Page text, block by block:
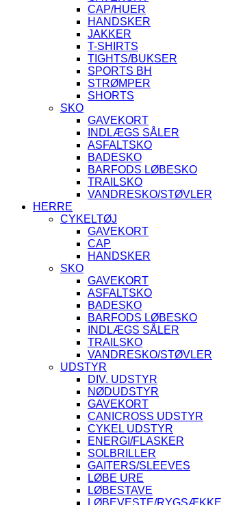
CAP/HUER
HANDSKER
JAKKER
T-SHIRTS
TIGHTS/BUKSER
SPORTS BH
STRØMPER
SHORTS
SKO
GAVEKORT
INDLÆGS SÅLER
ASFALTSKO
BADESKO
BARFODS LØBESKO
TRAILSKO
VANDRESKO/STØVLER
HERRE
CYKELTØJ
GAVEKORT
CAP
HANDSKER
SKO
GAVEKORT
ASFALTSKO
BADESKO
BARFODS LØBESKO
INDLÆGS SÅLER
TRAILSKO
VANDRESKO/STØVLER
UDSTYR
DIV. UDSTYR
NØDUDSTYR
GAVEKORT
CANICROSS UDSTYR
CYKEL UDSTYR
ENERGI/FLASKER
SOLBRILLER
GAITERS/SLEEVES
LØBE URE
LØBESTAVE
LØBEVESTE/RYGSÆKKE